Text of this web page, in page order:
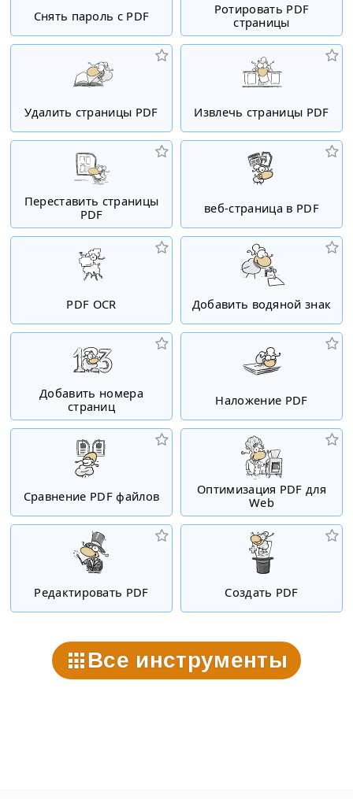
Снять пароль с PDF
Ротировать PDF
страницы
Удалить страницы PDF Извлечь страницы PDF
Переставить страницы
PDF
веб-страница в PDF
PDF OCR Добавить водяной знак
Добавить номера
страниц
Наложение PDF
Сравнение PDF файлов
Оптимизация PDF для
Web
Редактировать PDF Создать PDF
Все инструменты